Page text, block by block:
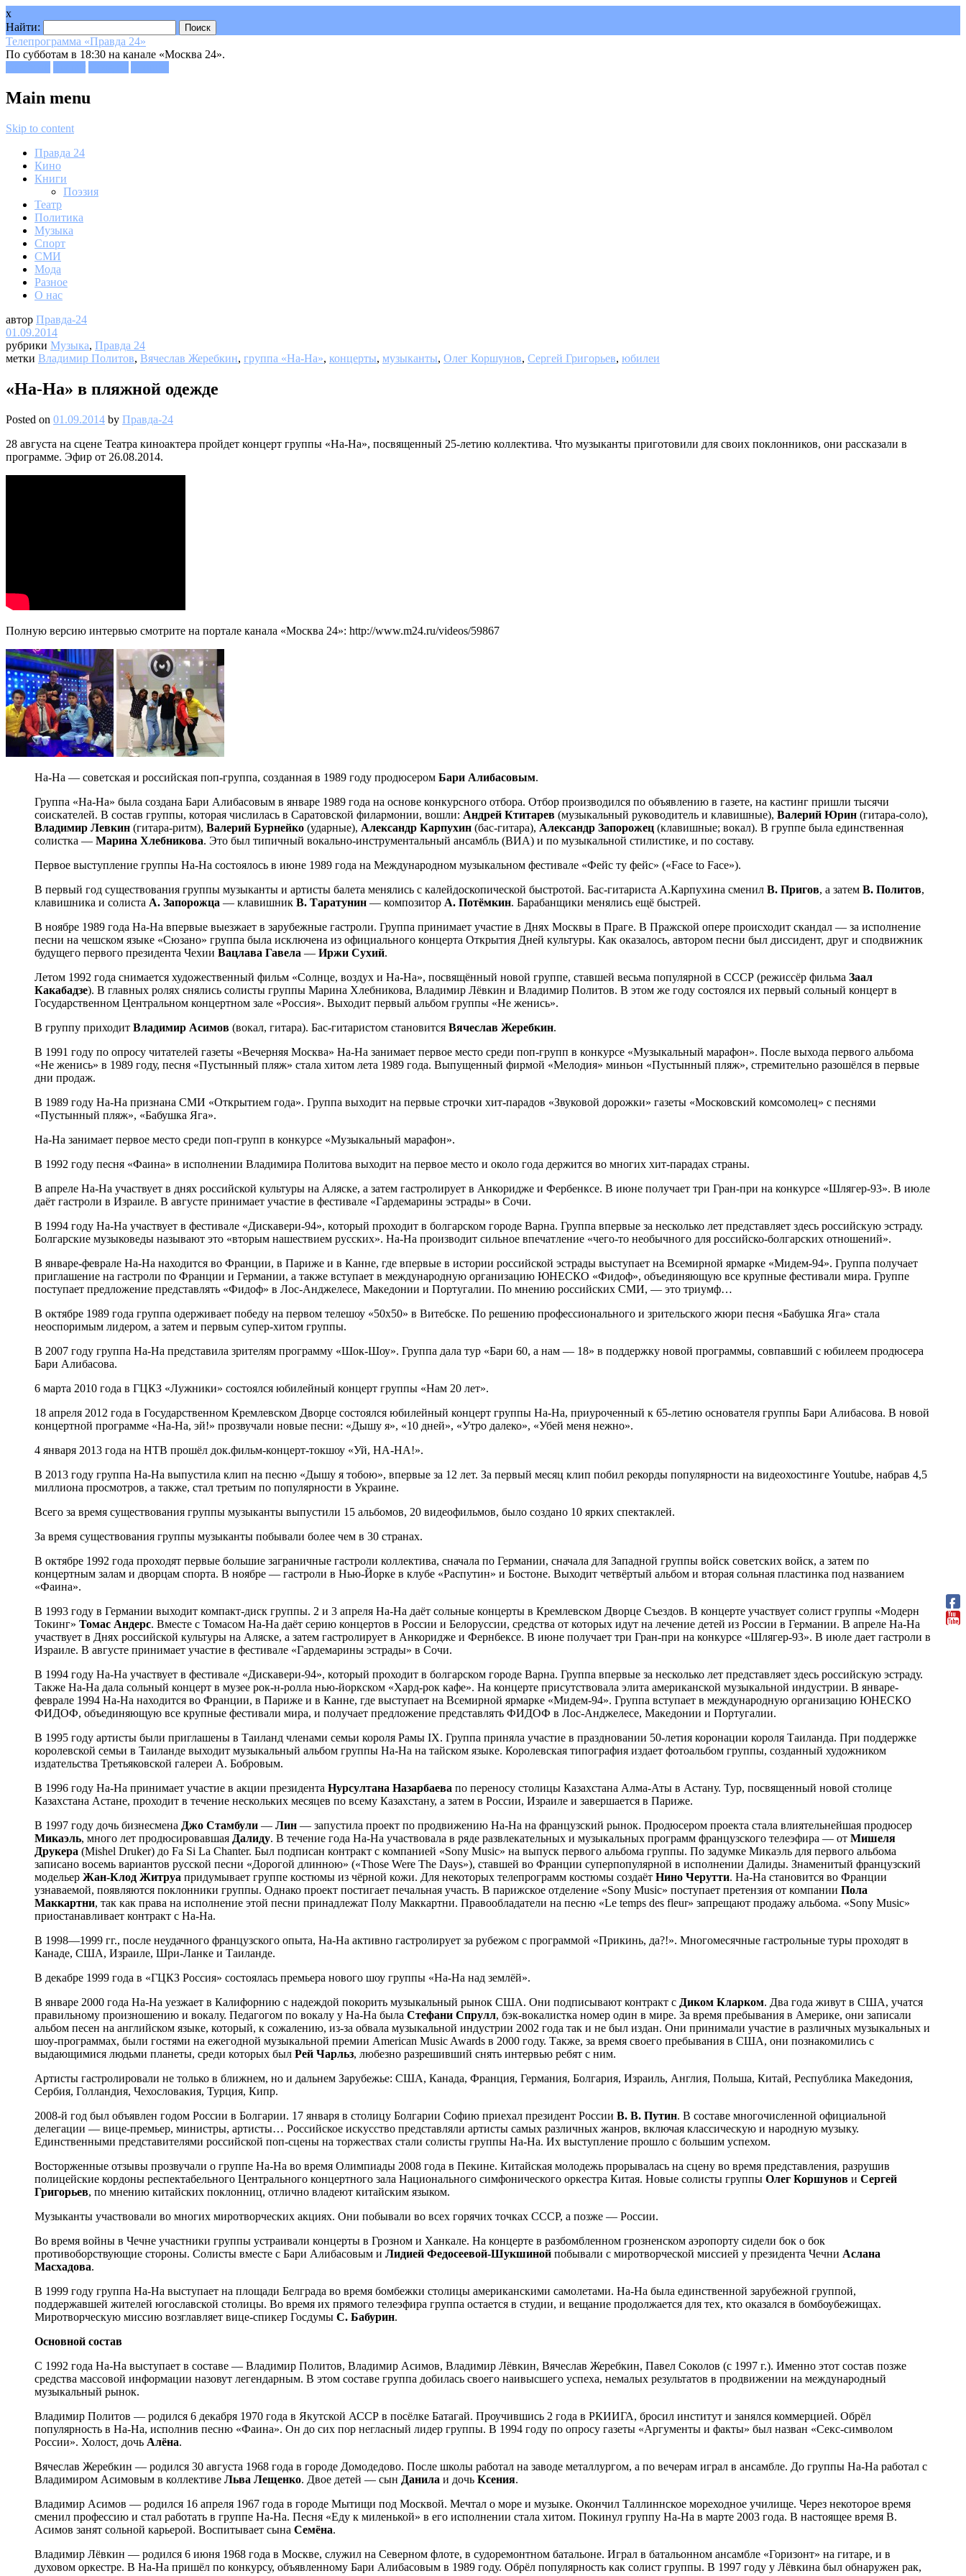
x
Найти:
Телепрограмма «Правда 24»
По субботам в 18:30 на канале «Москва 24».
Main menu
Skip to content
Правда 24
Кино
Книги
Поэзия
Театр
Политика
Музыка
Спорт
СМИ
Мода
Разное
О нас
автор Правда-24
01.09.2014
рубрики Музыка, Правда 24
метки Владимир Политов, Вячеслав Жеребкин, группа «На-На», концерты, музыканты, Олег Коршунов, Сергей Григорьев, юбилеи
«На-На» в пляжной одежде
Posted on 01.09.2014 by Правда-24
28 августа на сцене Театра киноактера пройдет концерт группы «На-На», посвященный 25-летию коллектива. Что музыканты приготовили для своих поклонников, они рассказали в
программе. Эфир от 26.08.2014.
Полную версию интервью смотрите на портале канала «Москва 24»: http://www.m24.ru/videos/59867
На-На — советская и российская поп-группа, созданная в 1989 году продюсером Бари Алибасовым.
Группа «На-На» была создана Бари Алибасовым в январе 1989 года на основе конкурсного отбора. Отбор производился по объявлению в газете, на кастинг пришли тысячи
соискателей. В состав группы, которая числилась в Саратовской филармонии, вошли: Андрей Ктитарев (музыкальный руководитель и клавишные), Валерий Юрин (гитара-соло),
Владимир Левкин (гитара-ритм), Валерий Бурнейко (ударные), Александр Карпухин (бас-гитара), Александр Запорожец (клавишные; вокал). В группе была единственная
солистка — Марина Хлебникова. Это был типичный вокально-инструментальный ансамбль (ВИА) и по музыкальной стилистике, и по составу.
Первое выступление группы На-На состоялось в июне 1989 года на Международном музыкальном фестивале «Фейс ту фейс» («Face to Face»).
В первый год существования группы музыканты и артисты балета менялись с калейдоскопической быстротой. Бас-гитариста А.Карпухина сменил В. Пригов, а затем В. Политов,
клавишника и солиста А. Запорожца — клавишник В. Таратунин — композитор А. Потёмкин. Барабанщики менялись ещё быстрей.
В ноябре 1989 года На-На впервые выезжает в зарубежные гастроли. Группа принимает участие в Днях Москвы в Праге. В Пражской опере происходит скандал — за исполнение
песни на чешском языке «Сюзано» группа была исключена из официального концерта Открытия Дней культуры. Как оказалось, автором песни был диссидент, друг и сподвижник
будущего первого президента Чехии Вацлава Гавела — Иржи Сухий.
Летом 1992 года снимается художественный фильм «Солнце, воздух и На-На», посвящённый новой группе, ставшей весьма популярной в СССР (режиссёр фильма Заал
Какабадзе). В главных ролях снялись солисты группы Марина Хлебникова, Владимир Лёвкин и Владимир Политов. В этом же году состоялся их первый сольный концерт в
Государственном Центральном концертном зале «Россия». Выходит первый альбом группы «Не женись».
В группу приходит Владимир Асимов (вокал, гитара). Бас-гитаристом становится Вячеслав Жеребкин.
В 1991 году по опросу читателей газеты «Вечерняя Москва» На-На занимает первое место среди поп-групп в конкурсе «Музыкальный марафон». После выхода первого альбома
«Не женись» в 1989 году, песня «Пустынный пляж» стала хитом лета 1989 года. Выпущенный фирмой «Мелодия» миньон «Пустынный пляж», стремительно разошёлся в первые
дни продаж.
В 1989 году На-На признана СМИ «Открытием года». Группа выходит на первые строчки хит-парадов «Звуковой дорожки» газеты «Московский комсомолец» с песнями
«Пустынный пляж», «Бабушка Яга».
На-На занимает первое место среди поп-групп в конкурсе «Музыкальный марафон».
В 1992 году песня «Фаина» в исполнении Владимира Политова выходит на первое место и около года держится во многих хит-парадах страны.
В апреле На-На участвует в днях российской культуры на Аляске, а затем гастролирует в Анкоридже и Фербенксе. В июне получает три Гран-при на конкурсе «Шлягер-93». В июле
даёт гастроли в Израиле. В августе принимает участие в фестивале «Гардемарины эстрады» в Сочи.
В 1994 году На-На участвует в фестивале «Дискавери-94», который проходит в болгарском городе Варна. Группа впервые за несколько лет представляет здесь российскую эстраду.
Болгарские музыковеды называют это «вторым нашествием русских». На-На производит сильное впечатление «чего-то необычного для российско-болгарских отношений».
В январе-феврале На-На находится во Франции, в Париже и в Канне, где впервые в истории российской эстрады выступает на Всемирной ярмарке «Мидем-94». Группа получает
приглашение на гастроли по Франции и Германии, а также вступает в международную организацию ЮНЕСКО «Фидоф», объединяющую все крупные фестивали мира. Группе
поступает предложение представлять «Фидоф» в Лос-Анджелесе, Македонии и Португалии. По мнению российских СМИ, — это триумф…
В октябре 1989 года группа одерживает победу на первом телешоу «50х50» в Витебске. По решению профессионального и зрительского жюри песня «Бабушка Яга» стала
неоспоримым лидером, а затем и первым супер-хитом группы.
В 2007 году группа На-На представила зрителям программу «Шок-Шоу». Группа дала тур «Бари 60, а нам — 18» в поддержку новой программы, совпавший с юбилеем продюсера
Бари Алибасова.
6 марта 2010 года в ГЦКЗ «Лужники» состоялся юбилейный концерт группы «Нам 20 лет».
18 апреля 2012 года в Государственном Кремлевском Дворце состоялся юбилейный концерт группы На-На, приуроченный к 65-летию основателя группы Бари Алибасова. В новой
концертной программе «На-На, эй!» прозвучали новые песни: «Дышу я», «10 дней», «Утро далеко», «Убей меня нежно».
4 января 2013 года на НТВ прошёл док.фильм-концерт-токшоу «Уй, НА-НА!».
В 2013 году группа На-На выпустила клип на песню «Дышу я тобою», впервые за 12 лет. За первый месяц клип побил рекорды популярности на видеохостинге Youtube, набрав 4,5
миллиона просмотров, а также, стал третьим по популярности в Украине.
Всего за время существования группы музыканты выпустили 15 альбомов, 20 видеофильмов, было создано 10 ярких спектаклей.
За время существования группы музыканты побывали более чем в 30 странах.
В октябре 1992 года проходят первые большие заграничные гастроли коллектива, сначала по Германии, сначала для Западной группы войск советских войск, а затем по
концертным залам и дворцам спорта. В ноябре — гастроли в Нью-Йорке в клубе «Распутин» и Бостоне. Выходит четвёртый альбом и вторая сольная пластинка под названием
«Фаина».
В 1993 году в Германии выходит компакт-диск группы. 2 и 3 апреля На-На даёт сольные концерты в Кремлевском Дворце Съездов. В концерте участвует солист группы «Модерн
Токинг» Томас Андерс. Вместе с Томасом На-На даёт серию концертов в России и Белоруссии, средства от которых идут на лечение детей из России в Германии. В апреле На-На
участвует в Днях российской культуры на Аляске, а затем гастролирует в Анкоридже и Фернбексе. В июне получает три Гран-при на конкурсе «Шлягер-93». В июле дает гастроли в
Израиле. В августе принимает участие в фестивале «Гардемарины эстрады» в Сочи.
В 1994 году На-На участвует в фестивале «Дискавери-94», который проходит в болгарском городе Варна. Группа впервые за несколько лет представляет здесь российскую эстраду.
Также На-На дала сольный концерт в музее рок-н-ролла нью-йоркском «Хард-рок кафе». На концерте присутствовала элита американской музыкальной индустрии. В январе-
феврале 1994 На-На находится во Франции, в Париже и в Канне, где выступает на Всемирной ярмарке «Мидем-94». Группа вступает в международную организацию ЮНЕСКО
ФИДОФ, объединяющую все крупные фестивали мира, и получает предложение представлять ФИДОФ в Лос-Анджелесе, Македонии и Португалии.
В 1995 году артисты были приглашены в Таиланд членами семьи короля Рамы IX. Группа приняла участие в праздновании 50-летия коронации короля Таиланда. При поддержке
королевской семьи в Таиланде выходит музыкальный альбом группы На-На на тайском языке. Королевская типография издает фотоальбом группы, созданный художником
издательства Третьяковской галереи А. Бобровым.
В 1996 году На-На принимает участие в акции президента Нурсултана Назарбаева по переносу столицы Казахстана Алма-Аты в Астану. Тур, посвященный новой столице
Казахстана Астане, проходит в течение нескольких месяцев по всему Казахстану, а затем в России, Израиле и завершается в Париже.
В 1997 году дочь бизнесмена Джо Стамбули — Лин — запустила проект по продвижению На-На на французский рынок. Продюсером проекта стала влиятельнейшая продюсер
Микаэль, много лет продюсировавшая Далиду. В течение года На-На участвовала в ряде развлекательных и музыкальных программ французского телеэфира — от Мишеля
Друкера (Mishel Druker) до Fa Si La Chanter. Был подписан контракт с компанией «Sony Music» на выпуск первого альбома группы. По задумке Микаэль для первого альбома
записано восемь вариантов русской песни «Дорогой длинною» («Those Were The Days»), ставшей во Франции суперпопулярной в исполнении Далиды. Знаменитый французский
модельер Жан-Клод Житруа придумывает группе костюмы из чёрной кожи. Для некоторых телепрограмм костюмы создаёт Нино Черутти. На-На становится во Франции
узнаваемой, появляются поклонники группы. Однако проект постигает печальная участь. В парижское отделение «Sony Music» поступает претензия от компании Пола
Маккартни, так как права на исполнение этой песни принадлежат Полу Маккартни. Правообладатели на песню «Le temps des fleur» запрещают продажу альбома. «Sony Music»
приостанавливает контракт с На-На.
В 1998—1999 гг., после неудачного французского опыта, На-На активно гастролирует за рубежом с программой «Прикинь, да?!». Многомесячные гастрольные туры проходят в
Канаде, США, Израиле, Шри-Ланке и Таиланде.
В декабре 1999 года в «ГЦКЗ Россия» состоялась премьера нового шоу группы «На-На над землёй».
В январе 2000 года На-На уезжает в Калифорнию с надеждой покорить музыкальный рынок США. Они подписывают контракт с Диком Кларком. Два года живут в США, учатся
правильному произношению и вокалу. Педагогом по вокалу у На-На была Стефани Спрулл, бэк-вокалистка номер один в мире. За время пребывания в Америке, они записали
альбом песен на английском языке, который, к сожалению, из-за обвала музыкальной индустрии 2002 года так и не был издан. Они принимали участие в различных музыкальных и
шоу-программах, были гостями на ежегодной музыкальной премии American Music Awards в 2000 году. Также, за время своего пребывания в США, они познакомились с
выдающимися людьми планеты, среди которых был Рей Чарльз, любезно разрешивший снять интервью ребят с ним.
Артисты гастролировали не только в ближнем, но и дальнем Зарубежье: США, Канада, Франция, Германия, Болгария, Израиль, Англия, Польша, Китай, Республика Македония,
Сербия, Голландия, Чехословакия, Турция, Кипр.
2008-й год был объявлен годом России в Болгарии. 17 января в столицу Болгарии Софию приехал президент России В. В. Путин. В составе многочисленной официальной
делегации — вице-премьер, министры, артисты… Российское искусство представляли артисты самых различных жанров, включая классическую и народную музыку.
Единственными представителями российской поп-сцены на торжествах стали солисты группы На-На. Их выступление прошло с большим успехом.
Восторженные отзывы прозвучали о группе На-На во время Олимпиады 2008 года в Пекине. Китайская молодежь прорывалась на сцену во время представления, разрушив
полицейские кордоны респектабельного Центрального концертного зала Национального симфонического оркестра Китая. Новые солисты группы Олег Коршунов и Сергей
Григорьев, по мнению китайских поклонниц, отлично владеют китайским языком.
Музыканты участвовали во многих миротворческих акциях. Они побывали во всех горячих точках СССР, а позже — России.
Во время войны в Чечне участники группы устраивали концерты в Грозном и Ханкале. На концерте в разбомбленном грозненском аэропорту сидели бок о бок
противоборствующие стороны. Солисты вместе с Бари Алибасовым и Лидией Федосеевой-Шукшиной побывали с миротворческой миссией у президента Чечни Аслана
Масхадова.
В 1999 году группа На-На выступает на площади Белграда во время бомбежки столицы американскими самолетами. На-На была единственной зарубежной группой,
поддержавшей жителей югославской столицы. Во время их прямого телеэфира группа остается в студии, и вещание продолжается для тех, кто оказался в бомбоубежищах.
Миротворческую миссию возглавляет вице-спикер Госдумы С. Бабурин.
Основной состав
С 1992 года На-На выступает в составе — Владимир Политов, Владимир Асимов, Владимир Лёвкин, Вячеслав Жеребкин, Павел Соколов (с 1997 г.). Именно этот состав позже
средства массовой информации назовут легендарным. В этом составе группа добилась своего наивысшего успеха, немалых результатов в продвижении на международный
музыкальный рынок.
Владимир Политов — родился 6 декабря 1970 года в Якутской АССР в посёлке Батагай. Проучившись 2 года в РКИИГА, бросил институт и занялся коммерцией. Обрёл
популярность в На-На, исполнив песню «Фаина». Он до сих пор негласный лидер группы. В 1994 году по опросу газеты «Аргументы и факты» был назван «Секс-символом
России». Холост, дочь Алёна.
Вячеслав Жеребкин — родился 30 августа 1968 года в городе Домодедово. После школы работал на заводе металлургом, а по вечерам играл в ансамбле. До группы На-На работал с
Владимиром Асимовым в коллективе Льва Лещенко. Двое детей — сын Данила и дочь Ксения.
Владимир Асимов — родился 16 апреля 1967 года в городе Мытищи под Москвой. Мечтал о море и музыке. Oкончил Таллиннское мореходное училище. Через некоторое время
сменил профессию и стал работать в группе На-На. Песня «Еду к миленькой» в его исполнении стала хитом. Покинул группу На-На в марте 2003 года. В настоящее время В.
Асимов занят сольной карьерой. Воспитывает сына Семёна.
Владимир Лёвкин — родился 6 июня 1968 года в Москве, служил на Северном флоте, в судоремонтном батальоне. Играл в батальонном ансамбле «Горизонт» на гитаре, и в
духовом оркестре. В На-На пришёл по конкурсу, объявленному Бари Алибасовым в 1989 году. Обрёл популярность как солист группы. В 1997 году у Лёвкина был обнаружен рак,